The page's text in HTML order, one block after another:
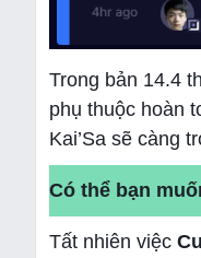
Trong bản 14.4
phụ thuộc hoàn
Kai’Sa sẽ càng
Có thể bạn
Tất nhiên việc